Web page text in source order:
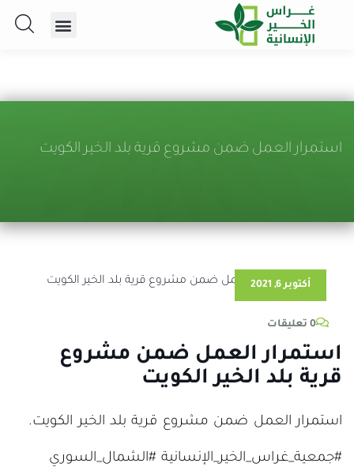
استمرار العمل ضمن مشروع قرية بلد الخير الكويت
أكتوبر 6, 2021
0 تعليقات
استمرار العمل ضمن مشروع
قرية بلد الخير الكويت
استمرار العمل ضمن مشروع قرية بلد الخير الكويت.
#جمعية_غراس_الخير_الإنسانية #الشمال_السوري